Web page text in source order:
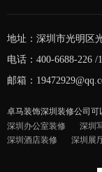
地址：深圳市光明区
电话：400-6688-226 /
邮箱：
卓马装饰深圳装修公司可
深圳办公室装修
深圳
深圳酒店装修
深圳展